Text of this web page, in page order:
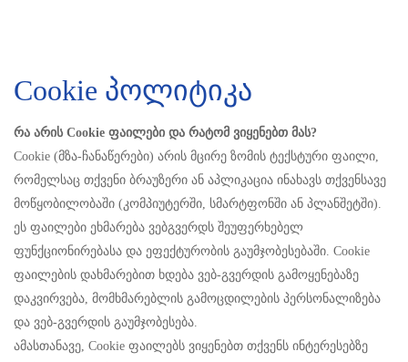
Cookie პოლიტიკა
რა არის Cookie ფაილები და რატომ ვიყენებთ მას?
Cookie (მზა-ჩანაწერები) არის მცირე ზომის ტექსტური ფაილი,
რომელსაც თქვენი ბრაუზერი ან აპლიკაცია ინახავს თქვენსავე
მოწყობილობაში (კომპიუტერში, სმარტფონში ან პლანშეტში).
ეს ფაილები ეხმარება ვებგვერდს შეუფერხებელ
ფუნქციონირებასა და ეფექტურობის გაუმჯობესებაში. Cookie
ფაილების დახმარებით ხდება ვებ-გვერდის გამოყენებაზე
დაკვირვება, მომხმარებლის გამოცდილების პერსონალიზება
და ვებ-გვერდის გაუმჯობესება.
ამასთანავე, Cookie ფაილებს ვიყენებთ თქვენს ინტერესებზე